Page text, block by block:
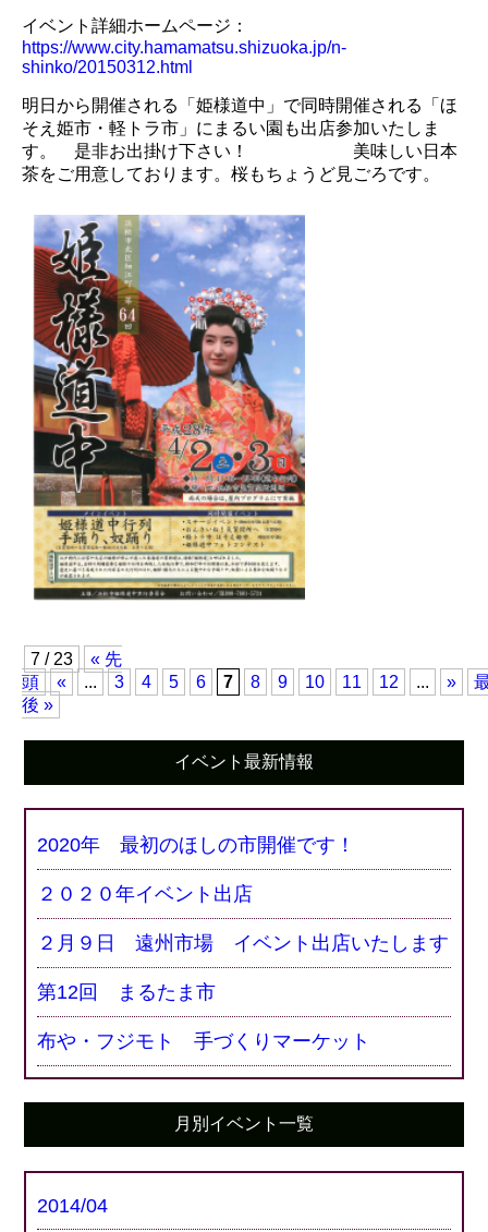
イベント詳細ホームページ：
https://www.city.hamamatsu.shizuoka.jp/n-
shinko/20150312.html
明日から開催される「姫様道中」で同時開催される「ほ
そえ姫市・軽トラ市」にまるい園も出店参加いたしま
す。 是非お出掛け下さい！ 美味しい日本
茶をご用意しております。桜もちょうど見ごろです。
7 / 23
« 先
頭
« ... 3 4 5 6 7 8 9 10 11 12 ... »
後 »
イベント最新情報
2020年 最初のほしの市開催です！
２０２０年イベント出店
２月９日 遠州市場 イベント出店いたします
第12回 まるたま市
布や・フジモト 手づくりマーケット
月別イベント一覧
2014/04